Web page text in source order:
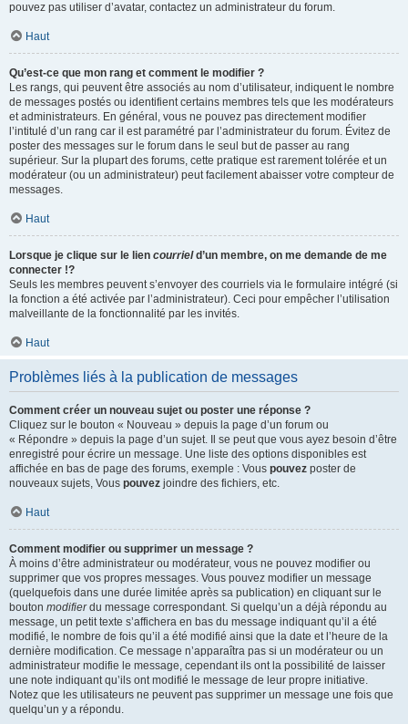
pouvez pas utiliser d’avatar, contactez un administrateur du forum.
Haut
Qu’est-ce que mon rang et comment le modifier ?
Les rangs, qui peuvent être associés au nom d’utilisateur, indiquent le nombre
de messages postés ou identifient certains membres tels que les modérateurs
et administrateurs. En général, vous ne pouvez pas directement modifier
l’intitulé d’un rang car il est paramétré par l’administrateur du forum. Évitez de
poster des messages sur le forum dans le seul but de passer au rang
supérieur. Sur la plupart des forums, cette pratique est rarement tolérée et un
modérateur (ou un administrateur) peut facilement abaisser votre compteur de
messages.
Haut
Lorsque je clique sur le lien courrield’un membre, on me demande de me
connecter !?
Seuls les membres peuvent s’envoyer des courriels via le formulaire intégré (si
la fonction a été activée par l’administrateur). Ceci pour empêcher l’utilisation
malveillante de la fonctionnalité par les invités.
Haut
Problèmes liés à la publication de messages
Comment créer un nouveau sujet ou poster une réponse ?
Cliquez sur le bouton « Nouveau » depuis la page d’un forum ou
« Répondre » depuis la page d’un sujet. Il se peut que vous ayez besoin d’être
enregistré pour écrire un message. Une liste des options disponibles est
affichée en bas de page des forums, exemple : Vous pouvez poster de
nouveaux sujets, Vous pouvez joindre des fichiers, etc.
Haut
Comment modifier ou supprimer un message ?
À moins d’être administrateur ou modérateur, vous ne pouvez modifier ou
supprimer que vos propres messages. Vous pouvez modifier un message
(quelquefois dans une durée limitée après sa publication) en cliquant sur le
bouton modifierdu message correspondant. Si quelqu’un a déjà répondu au
message, un petit texte s’affichera en bas du message indiquant qu’il a été
modifié, le nombre de fois qu’il a été modifié ainsi que la date et l’heure de la
dernière modification. Ce message n’apparaîtra pas si un modérateur ou un
administrateur modifie le message, cependant ils ont la possibilité de laisser
une note indiquant qu’ils ont modifié le message de leur propre initiative.
Notez que les utilisateurs ne peuvent pas supprimer un message une fois que
quelqu’un y a répondu.